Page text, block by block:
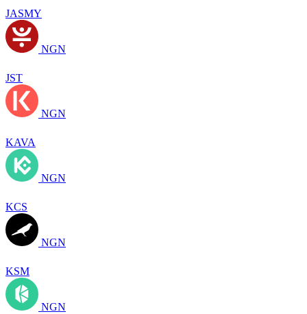
JASMY
NGN
JST
NGN
KAVA
NGN
KCS
NGN
KSM
NGN